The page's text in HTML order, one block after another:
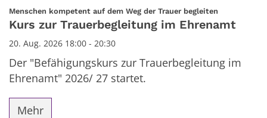
Datum: 20. August 2026
Menschen kompetent auf dem Weg der Trauer begleiten
Kurs zur Trauerbegleitung im Ehrenamt
20. Aug. 2026 18:00 - 20:30
Der "Befähigungskurs zur Trauerbegleitung im
Ehrenamt" 2026/ 27 startet.
Mehr